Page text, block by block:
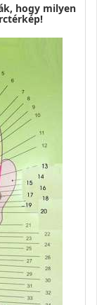
hogy milyen